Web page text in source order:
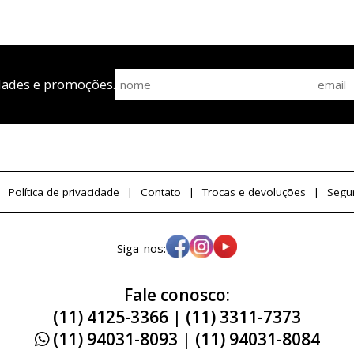
e promoções.
Política de privacidade Contato Trocas e devoluções
Siga-nos:
Fale conosco:
(11) 4125-3366 | (11) 3311-7373
(11) 94031-8093 | (11) 94031-8084